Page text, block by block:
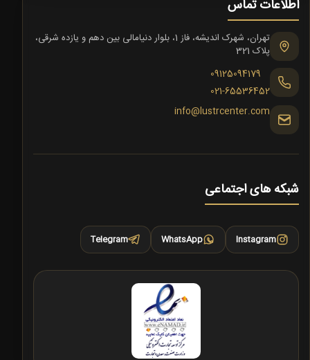
اطلاعات تماس
تهران، شهرک اندیشه، فاز 1، بلوار دنیامالی بین دهم و یازده شرقی،
پلاک 321
09125094179
021-65536452
info@lustrcenter.com
شبکه های اجتماعی
Instagram
WhatsApp
Telegram